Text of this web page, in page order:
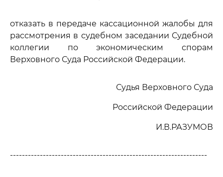
отказать в передаче кассационной жалобы для
рассмотрения в судебном заседании Судебной
коллегии по экономическим спорам
Верховного Суда Российской Федерации.
Судья Верховного Суда
Российской Федерации
И.В.РАЗУМОВ
------------------------------------------------------------------